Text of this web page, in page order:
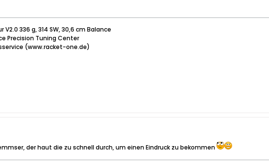
V2.0 336 g, 314 SW, 30,6 cm Balance
Precision Tuning Center
(www.racket-one.de)
der haut die zu schnell durch, um einen Eindruck zu bekommen